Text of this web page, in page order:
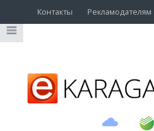
Контакты Рекламодателям
USD 468.5